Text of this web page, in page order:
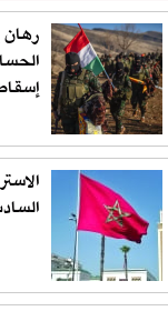
رهان